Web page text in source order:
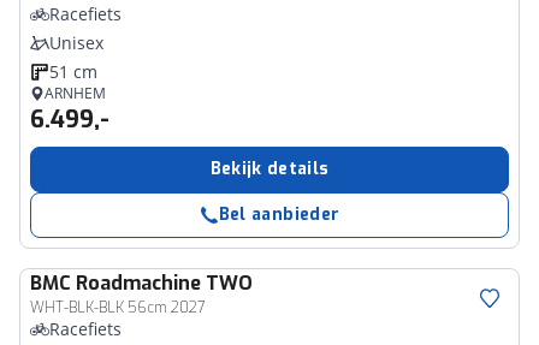
Racefiets
Unisex
51 cm
ARNHEM
6.499,-
Bekijk details
Bel aanbieder
BMC Roadmachine TWO
WHT-BLK-BLK 56cm 2027
Racefiets